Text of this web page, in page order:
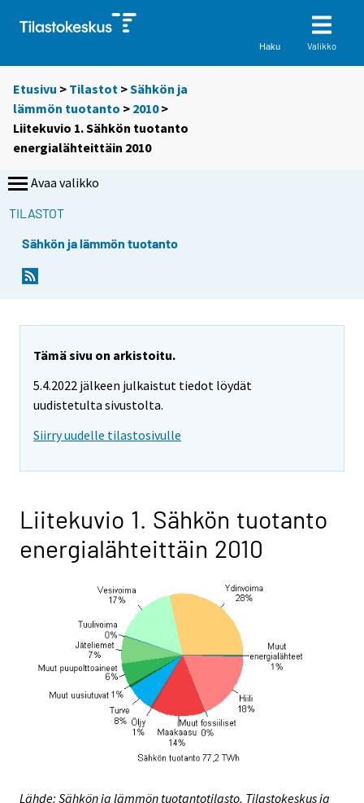
Haku Valikko
Etusivu > Tilastot >Sähkön ja
lämmön tuotanto > 2010>
Liitekuvio 1. Sähkön tuotanto
energialähteittäin 2010
Avaa valikko
TILASTOT
Sähkön ja lämmön tuotanto
Tämä sivu on arkistoitu.
5.4.2022 jälkeen julkaistut tiedot löydät
uudistetulta sivustolta.
Siirry uudelle tilastosivulle
Liitekuvio 1. Sähkön tuotanto
energialähteittäin 2010
Lähde: Sähkön ja lämmön tuotantotilasto, Tilastokeskus ja